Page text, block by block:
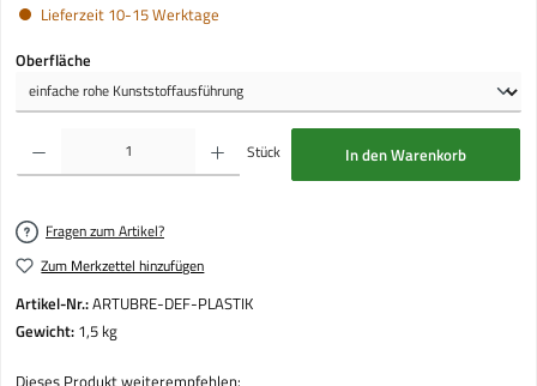
Lieferzeit 10-15 Werktage
Oberfläche
Produkt Anzahl: Gib den gewünschten Wert ein oder benutze die Schaltflächen um die
Stück In den Warenkorb
Fragen zum Artikel?
Zum Merkzettel hinzufügen
Artikel-Nr.:ARTUBRE-DEF-PLASTIK
Gewicht: 1,5 kg